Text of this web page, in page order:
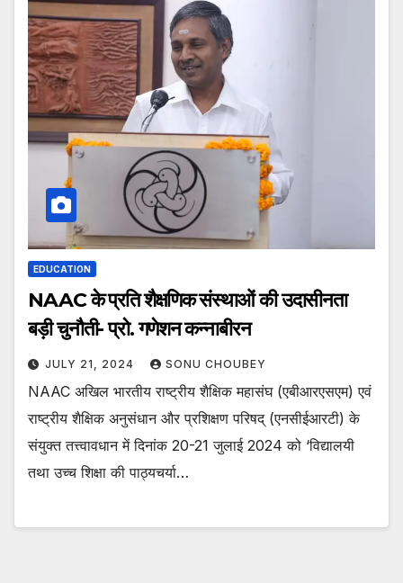
EDUCATION
NAAC के प्रति शैक्षणिक संस्थाओं की उदासीनता
बड़ी चुनौती- प्रो. गणेशन कन्नाबीरन
JULY 21, 2024 SONU CHOUBEY
NAAC अखिल भारतीय राष्ट्रीय शैक्षिक महासंघ (एबीआरएसएम) एवं
राष्ट्रीय शैक्षिक अनुसंधान और प्रशिक्षण परिषद् (एनसीईआरटी) के
संयुक्त तत्त्वावधान में दिनांक 20-21 जुलाई 2024 को ‘विद्यालयी
तथा उच्च शिक्षा की पाठ्यचर्या…